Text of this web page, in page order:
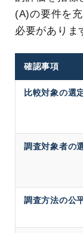
(A)の要件を
必要がありま
確認事項
比較対象の選
調査対象者の
調査方法の公